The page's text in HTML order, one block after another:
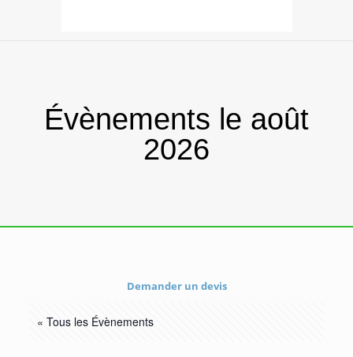
Évènements le août
2026
Demander un devis
« Tous les Évènements